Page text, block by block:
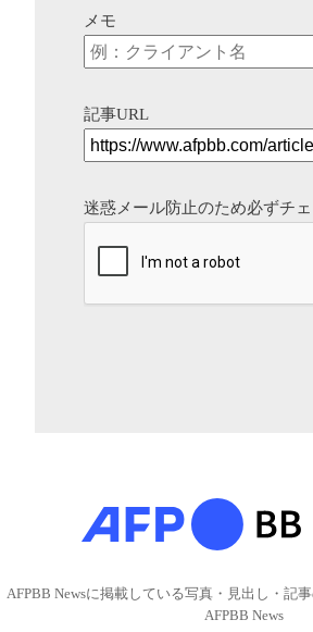
メモ
記事URL
迷惑メール防止のため必ずチ
AFPBB Newsに掲載している写真・見出し・記
AFPBB News